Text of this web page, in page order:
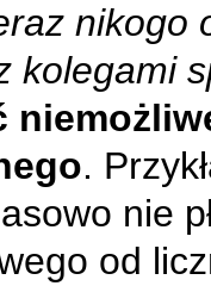
nikogo
kolegami
.
nie
od